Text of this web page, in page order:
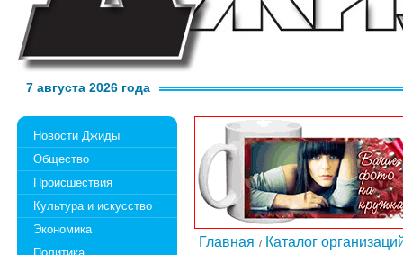
7 августа 2026 года
Новости Джиды
Общество
Происшествия
Культура и искусство
Экономика
Главная Каталог